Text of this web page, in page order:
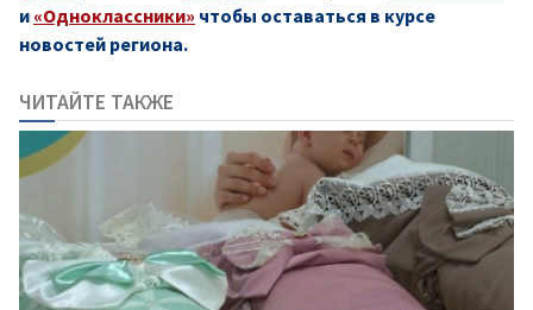
и «Одноклассники» чтобы оставаться в курсе
новостей региона.
ЧИТАЙТЕ ТАКЖЕ